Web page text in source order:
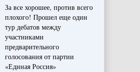
За все хорошее, против всего
плохого! Прошел еще один
тур дебатов между
участниками
предварительного
голосования от партии
«Единая Россия»